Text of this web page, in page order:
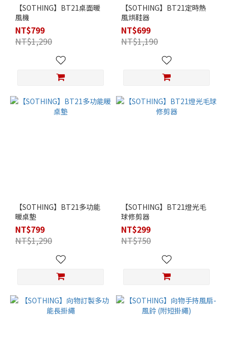
【SOTHING】BT21桌面暖
風機
NT$799
NT$1,290
【SOTHING】BT21定時熱
風烘鞋器
NT$699
NT$1,190
【SOTHING】BT21多功能
暖桌墊
NT$799
NT$1,290
【SOTHING】BT21燈光毛
球修剪器
NT$299
NT$750